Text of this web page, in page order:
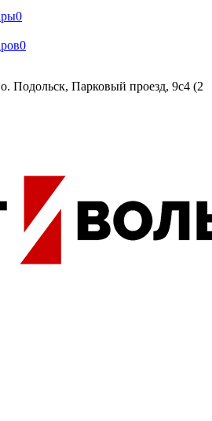
0
0
Подольск, Парковый проезд, 9с4 (2